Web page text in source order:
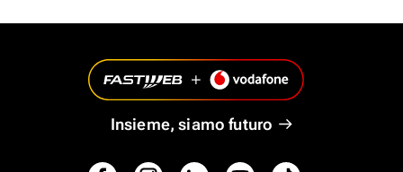
Insieme, siamo futuro